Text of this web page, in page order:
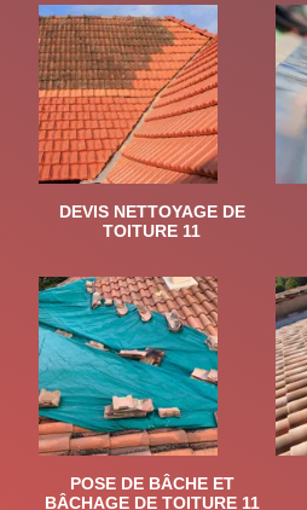
DEVIS NETTOYAGE DE
TOITURE 11
POSE DE BÂCHE ET
BÂCHAGE DE TOITURE 11